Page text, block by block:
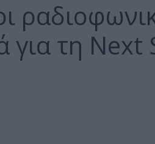
για τη Next